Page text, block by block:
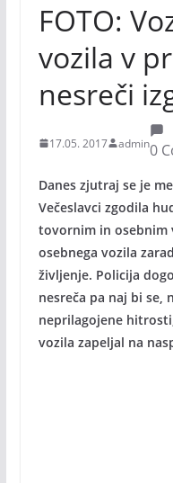
FOTO:
vozila v
nesreči
17.05. 2017 admin0
Danes zjutraj se je
Večeslavci zgodila
tovornim in osebnim
osebnega vozila
življenje. Policija
nesreča pa naj bi se,
neprilagojene
vozila zapeljal na